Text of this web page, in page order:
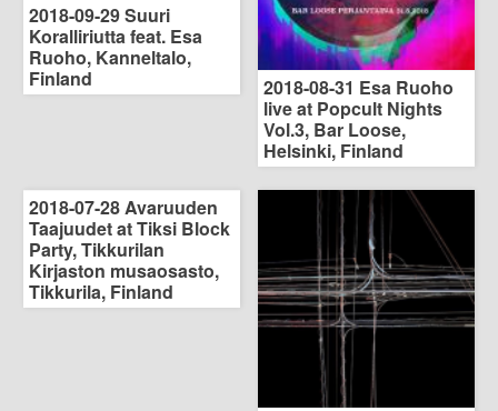
2018-09-29 Suuri
Koralliriutta feat. Esa
Ruoho, Kanneltalo,
Finland
2018-08-31 Esa Ruoho
live at Popcult Nights
Vol.3, Bar Loose,
Helsinki, Finland
2018-07-28 Avaruuden
Taajuudet at Tiksi Block
Party, Tikkurilan
Kirjaston musaosasto,
Tikkurila, Finland